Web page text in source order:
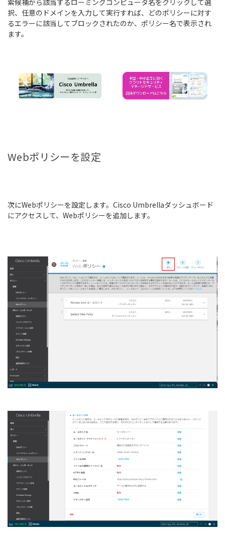
索候補から該当するローミングコンピュータ名をクリックして選
択、任意のドメインを入力して実行すれば、どのポリシーに対す
るエラーに該当してブロックされたのか、ポリシー名で表示され
ます。
Webポリシーを設定
次にWebポリシーを設定します。Cisco Umbrellaダッシュボード
にアクセスして、Webポリシーを追加します。